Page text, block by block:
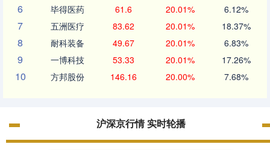
6 毕得医药 61.6 20.01% 6.12%
7 五洲医疗 83.62 20.01% 18.37%
8 耐科装备 49.67 20.01% 6.83%
9 一博科技 53.33 20.01% 17.26%
10 方邦股份 146.16 20.00% 7.68%
沪深京行情 实时轮播